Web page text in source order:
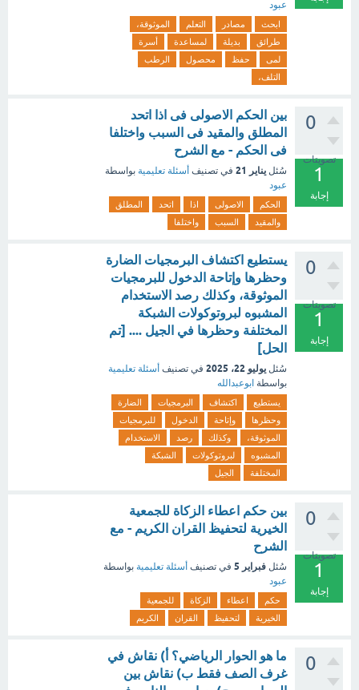
عبود
ابحث مصادر التعلم
الموثوقة،
طرائق
بديلة لمساعدة
أسرة
لمى
حفظ محصول
الرطب
التلف،
0
تصويتات
1
إجابة
بين الحكم الاصولى فى اذا اتحد
المطلق والمقيد فى السبب واختلفا
فى الحكم - مع الشرح
سُئل يناير 21 في تصنيف أسئلة تعليمية بواسطة
عبود
الحكم الاصولى اذا اتحد
المطلق
والمقيد
السبب واختلفا
0
تصويتات
1
إجابة
يستطيع اكتشاف البرمجيات الضارة
وحظرها وإتاحة الدخول للبرمجيات
الموثوقة، وكذلك رصد الاستخدام
المشبوه لبروتوكولات الشبكة
المختلفة وحظرها في الجيل .... [تم
الحل]
سُئل يوليو 22، 2025 في تصنيف أسئلة تعليمية
بواسطة ابوعبدالله
يستطيع اكتشاف البرمجيات
الضارة
وحظرها
وإتاحة الدخول
للبرمجيات
الموثوقة،
وكذلك رصد
الاستخدام
المشبوه
لبروتوكولات
الشبكة
المختلفة
الجيل
0
تصويتات
1
إجابة
بين حكم اعطاء الزكاة للجمعية
الخيرية لتحفيظ القران الكريم - مع
الشرح
سُئل فبراير 5 في تصنيف أسئلة تعليمية بواسطة
عبود
حكم اعطاء الزكاة
للجمعية
الخيرية
لتحفيظ القران الكريم
0
ما هو الحوار الرياضي؟ أ) نقاش في
غرف الصف فقط ب) نقاش بين